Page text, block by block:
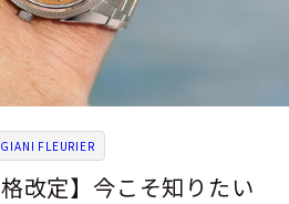
FLEURIER
改定】今こそ知りたい